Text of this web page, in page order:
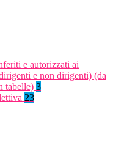
e autorizzati ai
e non dirigenti) (da
tabelle) 3
23